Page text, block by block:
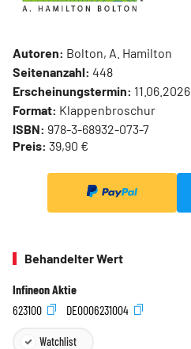
Autoren: Bolton, A. Hamilton
Seitenanzahl: 448
Erscheinungstermin: 11.06.2026
Format: Klappenbroschur
ISBN: 978-3-68932-073-7
Preis: 39,90 €
Behandelter Wert
Infineon Aktie
623100
DE0006231004
Watchlist